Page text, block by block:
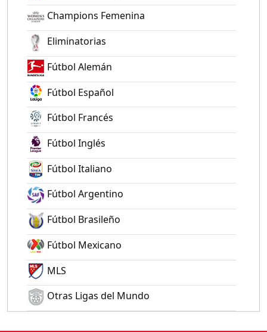
Champions Femenina
Eliminatorias
Fútbol Alemán
Fútbol Español
Fútbol Francés
Fútbol Inglés
Fútbol Italiano
Fútbol Argentino
Fútbol Brasileño
Fútbol Mexicano
MLS
Otras Ligas del Mundo